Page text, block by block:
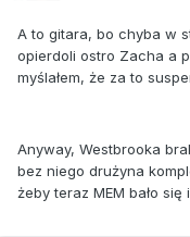
A to gitara, bo chyba w
opierdoli ostro Zacha a
myślałem, że za to
Anyway, Westbrooka
bez niego drużyna
żeby teraz MEM bało